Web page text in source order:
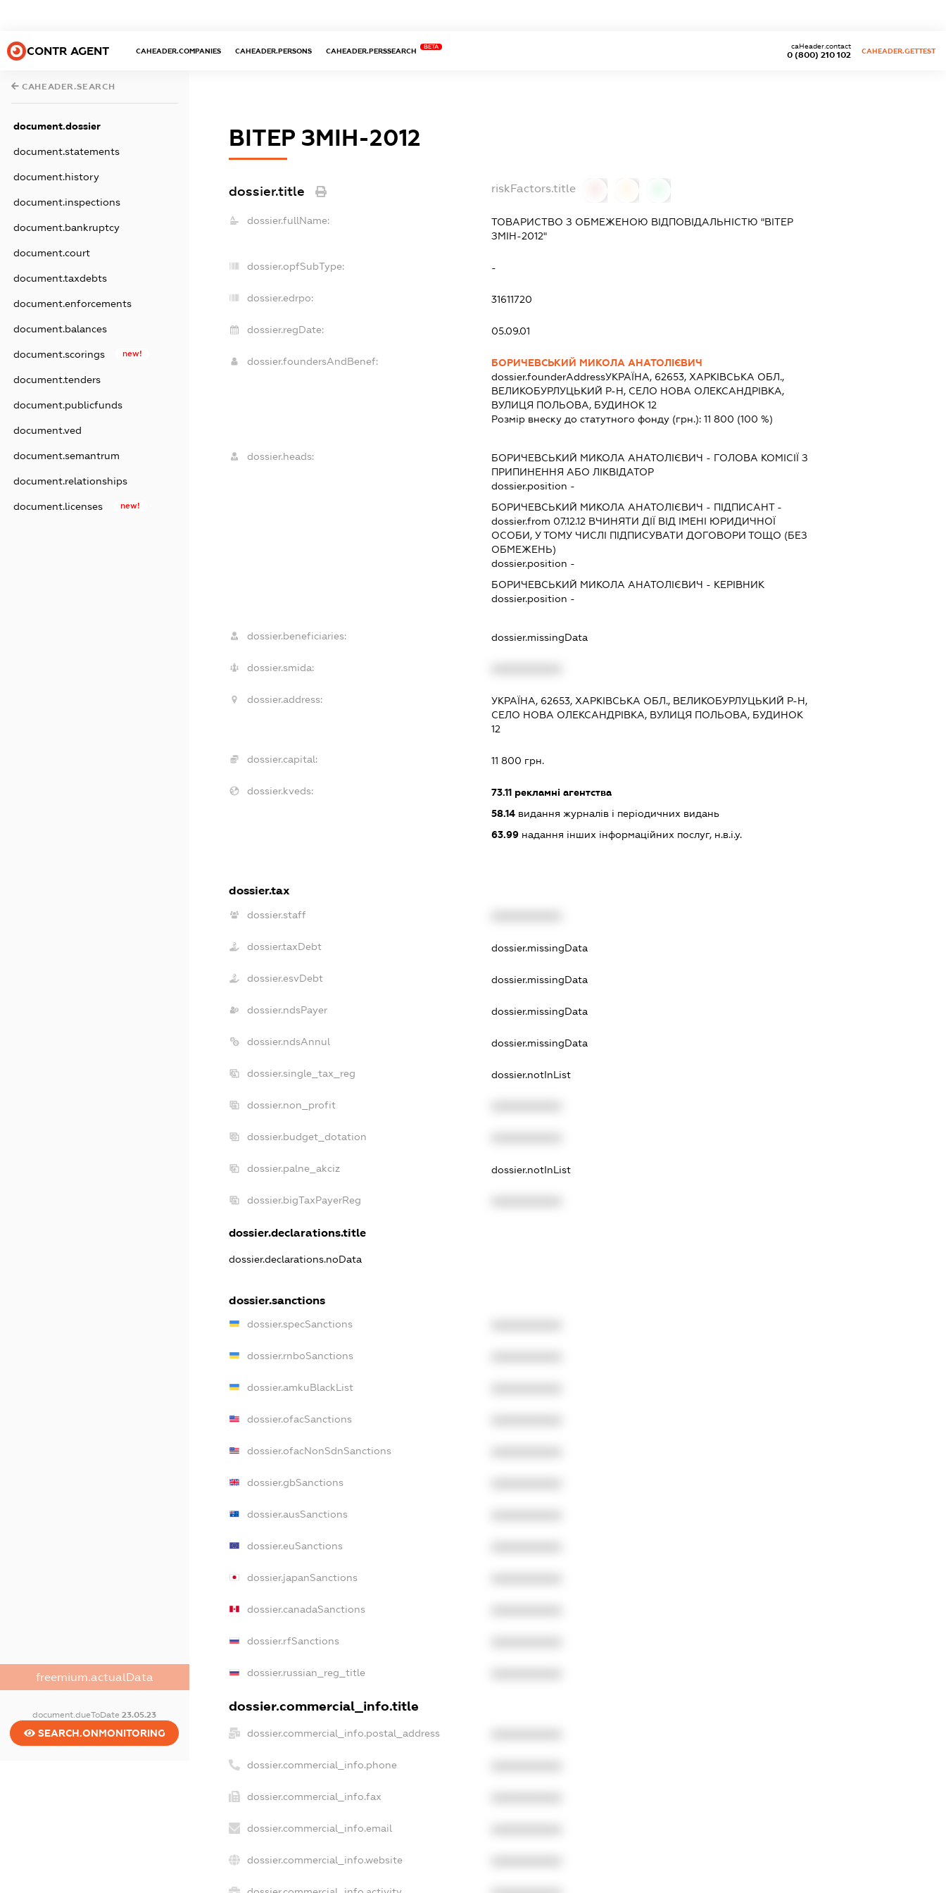
CONTR AGENT CAHEADER.COMPANIES CAHEADER.PERSONS CAHEADER.PERSSEARCH
BETA
0 (800) 210 102
caHeader.contact
CAHEADER.GETTEST
CAHEADER.SEARCH
document.dossier
document.statements
document.history
document.inspections
document.bankruptcy
document.court
document.taxdebts
document.enforcements
document.balances
document.scorings new!
document.tenders
document.publicfunds
document.ved
document.semantrum
document.relationships
document.licenses new!
freemium.actualData
document.dueToDate23.05.23
SEARCH.ONMONITORING
ВІТЕР ЗМІН-2012
dossier.title riskFactors.title
dossier.fullName:
ТОВАРИСТВО З ОБМЕЖЕНОЮ ВІДПОВІДАЛЬНІСТЮ "ВІТЕР
ЗМІН-2012"
dossier.opfSubType: -
dossier.edrpo: 31611720
dossier.regDate: 05.09.01
dossier.foundersAndBenef:
БОРИЧЕВСЬКИЙ МИКОЛА АНАТОЛІЄВИЧ
dossier.founderAddressУКРАЇНА, 62653, ХАРКІВСЬКА ОБЛ.,
ВЕЛИКОБУРЛУЦЬКИЙ Р-Н, СЕЛО НОВА ОЛЕКСАНДРІВКА,
ВУЛИЦЯ ПОЛЬОВА, БУДИНОК 12
Розмір внеску до статутного фонду (грн.): 11 800 (100 %)
dossier.heads: БОРИЧЕВСЬКИЙ МИКОЛА АНАТОЛІЄВИЧ - ГОЛОВА КОМІСІЇ З
ПРИПИНЕННЯ АБО ЛІКВІДАТОР
dossier.position -
БОРИЧЕВСЬКИЙ МИКОЛА АНАТОЛІЄВИЧ - ПІДПИСАНТ-
dossier.from 07.12.12ВЧИНЯТИ ДІЇ ВІД ІМЕНІ ЮРИДИЧНОЇ
ОСОБИ, У ТОМУ ЧИСЛІ ПІДПИСУВАТИ ДОГОВОРИ ТОЩО (БЕЗ
ОБМЕЖЕНЬ)
dossier.position -
БОРИЧЕВСЬКИЙ МИКОЛА АНАТОЛІЄВИЧ - КЕРІВНИК
dossier.position -
dossier.beneficiaries: dossier.missingData
dossier.smida:
dossier.address:
УКРАЇНА, 62653, ХАРКІВСЬКА ОБЛ., ВЕЛИКОБУРЛУЦЬКИЙ Р-Н,
СЕЛО НОВА ОЛЕКСАНДРІВКА, ВУЛИЦЯ ПОЛЬОВА, БУДИНОК
12
dossier.capital: 11 800 грн.
dossier.kveds: 73.11рекламні агентства
58.14видання журналів і періодичних видань
63.99надання інших інформаційних послуг, н.в.і.у.
dossier.tax
dossier.staff
dossier.taxDebt dossier.missingData
dossier.esvDebt dossier.missingData
dossier.ndsPayer dossier.missingData
dossier.ndsAnnul dossier.missingData
dossier.single_tax_reg dossier.notInList
dossier.non_profit
dossier.budget_dotation
dossier.palne_akciz dossier.notInList
dossier.bigTaxPayerReg
dossier.declarations.title
dossier.declarations.noData
dossier.sanctions
dossier.specSanctions
dossier.rnboSanctions
dossier.amkuBlackList
dossier.ofacSanctions
dossier.ofacNonSdnSanctions
dossier.gbSanctions
dossier.ausSanctions
dossier.euSanctions
dossier.japanSanctions
dossier.canadaSanctions
dossier.rfSanctions
dossier.russian_reg_title
dossier.commercial_info.title
dossier.commercial_info.postal_address
dossier.commercial_info.phone
dossier.commercial_info.fax
dossier.commercial_info.email
dossier.commercial_info.website